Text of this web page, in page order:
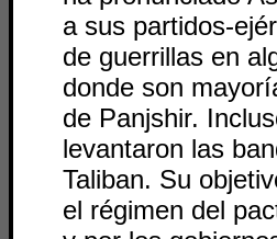
a sus partidos-
de guerrillas en
donde son
de Panjshir.
levantaron las
Taliban. Su
el régimen del